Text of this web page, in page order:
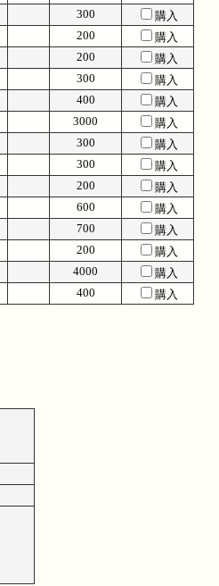
300
購入
200
購入
200
購入
300
購入
400
購入
3000
購入
300
購入
300
購入
200
購入
600
購入
700
購入
200
購入
4000
購入
400 購入